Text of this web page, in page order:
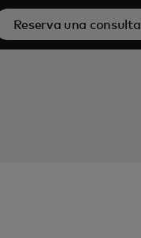
Reserva una consulta